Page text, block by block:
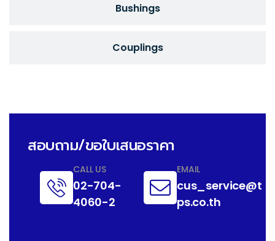
Bushings
Couplings
สอบถาม/ขอใบเสนอราคา
CALL US
02-704-
4060-2
EMAIL
cus_service@t
ps.co.th